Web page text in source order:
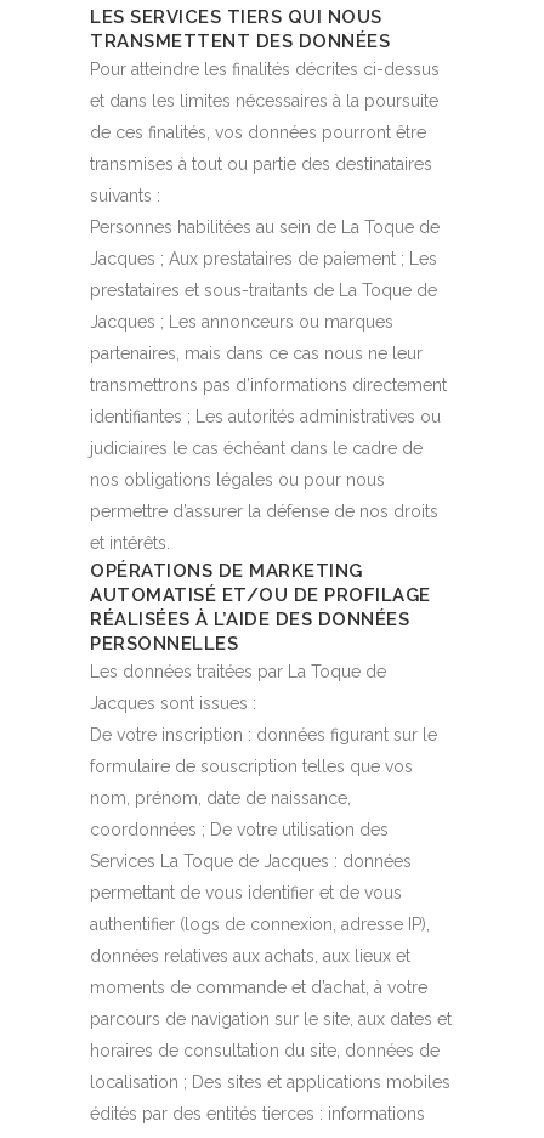
LES SERVICES TIERS QUI NOUS
TRANSMETTENT DES DONNÉES
Pour atteindre les finalités décrites ci-dessus
et dans les limites nécessaires à la poursuite
de ces finalités, vos données pourront être
transmises à tout ou partie des destinataires
suivants :
Personnes habilitées au sein de La Toque de
Jacques ; Aux prestataires de paiement ; Les
prestataires et sous-traitants de La Toque de
Jacques ; Les annonceurs ou marques
partenaires, mais dans ce cas nous ne leur
transmettrons pas d’informations directement
identifiantes ; Les autorités administratives ou
judiciaires le cas échéant dans le cadre de
nos obligations légales ou pour nous
permettre d’assurer la défense de nos droits
et intérêts.
OPÉRATIONS DE MARKETING
AUTOMATISÉ ET/OU DE PROFILAGE
RÉALISÉES À L’AIDE DES DONNÉES
PERSONNELLES
Les données traitées par La Toque de
Jacques sont issues :
De votre inscription : données figurant sur le
formulaire de souscription telles que vos
nom, prénom, date de naissance,
coordonnées ; De votre utilisation des
Services La Toque de Jacques : données
permettant de vous identifier et de vous
authentifier (logs de connexion, adresse IP),
données relatives aux achats, aux lieux et
moments de commande et d’achat, à votre
parcours de navigation sur le site, aux dates et
horaires de consultation du site, données de
localisation ; Des sites et applications mobiles
édités par des entités tierces : informations